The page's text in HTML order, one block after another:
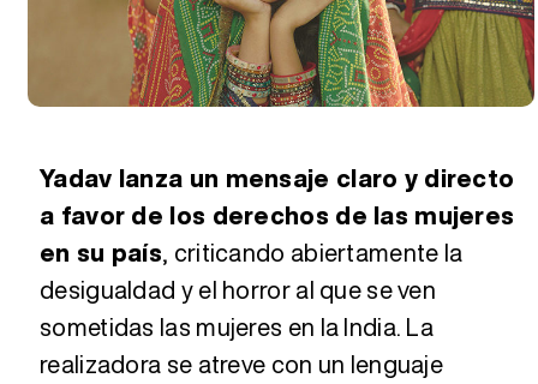
Yadav lanza un mensaje claro y directo
a favor de los derechos de las mujeres
en su país, criticando abiertamente la
desigualdad y el horror al que se ven
sometidas las mujeres en la India. La
realizadora se atreve con un lenguaje